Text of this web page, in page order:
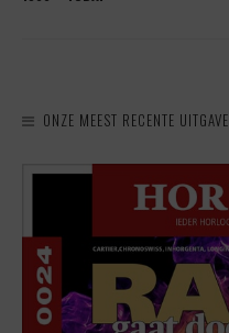
ONZE MEEST RECENTE UITGAVE